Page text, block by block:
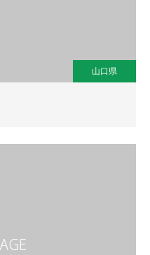
山口県